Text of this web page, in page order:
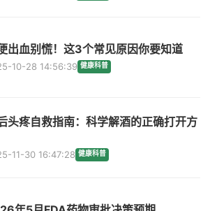
出血别慌！这3个常见原因你要知道
10-28 14:56:39 健康科普
头疼自救指南：科学解酒的正确打开方
11-30 16:47:28 健康科普